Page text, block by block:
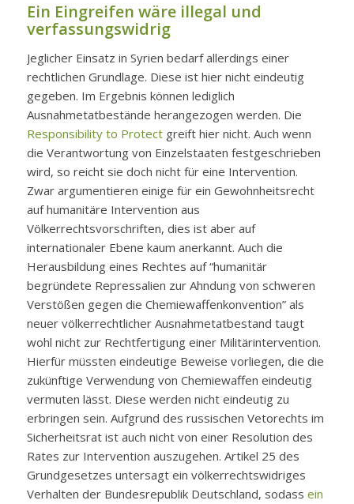
Ein Eingreifen wäre illegal und
verfassungswidrig
Jeglicher Einsatz in Syrien bedarf allerdings einer
rechtlichen Grundlage. Diese ist hier nicht eindeutig
gegeben. Im Ergebnis können lediglich
Ausnahmetatbestände herangezogen werden. Die
Responsibility to Protectgreift hier nicht. Auch wenn
die Verantwortung von Einzelstaaten festgeschrieben
wird, so reicht sie doch nicht für eine Intervention.
Zwar argumentieren einige für ein Gewohnheitsrecht
auf humanitäre Intervention aus
Völkerrechtsvorschriften, dies ist aber auf
internationaler Ebene kaum anerkannt. Auch die
Herausbildung eines Rechtes auf “humanitär
begründete Repressalien zur Ahndung von schweren
Verstößen gegen die Chemiewaffenkonvention” als
neuer völkerrechtlicher Ausnahmetatbestand taugt
wohl nicht zur Rechtfertigung einer Militärintervention.
Hierfür müssten eindeutige Beweise vorliegen, die die
zukünftige Verwendung von Chemiewaffen eindeutig
vermuten lässt. Diese werden nicht eindeutig zu
erbringen sein. Aufgrund des russischen Vetorechts im
Sicherheitsrat ist auch nicht von einer Resolution des
Rates zur Intervention auszugehen. Artikel 25 des
Grundgesetzes untersagt ein völkerrechtswidriges
Verhalten der Bundesrepublik Deutschland, sodass ein